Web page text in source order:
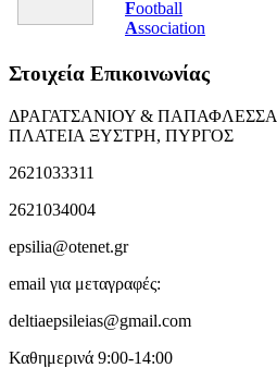
Football
Association
Στοιχεία Επικοινωνίας
ΔΡΑΓΑΤΣΑΝΙΟΥ & ΠΑΠΑΦΛΕΣΣΑ
ΠΛΑΤΕΙΑ ΞΥΣΤΡΗ, ΠΥΡΓΟΣ
2621033311
2621034004
epsilia@otenet.gr
email για μεταγραφές:
deltiaepsileias@gmail.com
Καθημερινά 9:00-14:00